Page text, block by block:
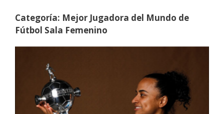
Categoría: Mejor Jugadora del Mundo de
Fútbol Sala Femenino